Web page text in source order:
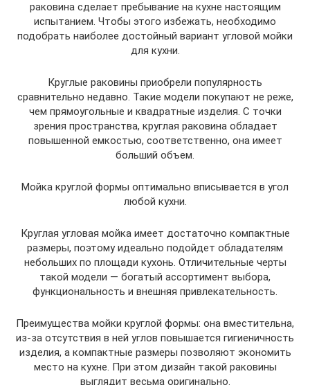
раковина сделает пребывание на кухне настоящим
испытанием. Чтобы этого избежать, необходимо
подобрать наиболее достойный вариант угловой мойки
для кухни.
Круглые раковины приобрели популярность
сравнительно недавно. Такие модели покупают не реже,
чем прямоугольные и квадратные изделия. С точки
зрения пространства, круглая раковина обладает
повышенной емкостью, соответственно, она имеет
больший объем.
Мойка круглой формы оптимально вписывается в угол
любой кухни.
Круглая угловая мойка имеет достаточно компактные
размеры, поэтому идеально подойдет обладателям
небольших по площади кухонь. Отличительные черты
такой модели — богатый ассортимент выбора,
функциональность и внешняя привлекательность.
Преимущества мойки круглой формы: она вместительна,
из-за отсутствия в ней углов повышается гигиеничность
изделия, а компактные размеры позволяют экономить
место на кухне. При этом дизайн такой раковины
выглядит весьма оригинально.